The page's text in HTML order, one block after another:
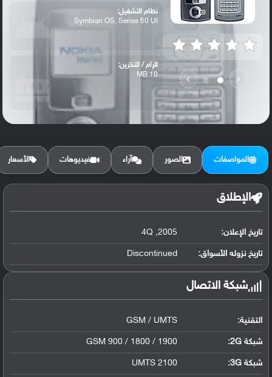
‹
›
نظام التشغيل:
Symbian OS, Series 60 UI
الرام / التخزين:
10 MB
الكاميرا الأساسية:
المواصفات الصور آراء فيديوهات الأسعار
الإطلاق
تاريخ الإعلان: 2005, 4Q
تاريخ نزوله الأسواق: Discontinued
شبكة الاتصال
التقنية: GSM / UMTS
شبكة 2G: GSM 900 / 1800 / 1900
شبكة 3G :
UMTS 2100